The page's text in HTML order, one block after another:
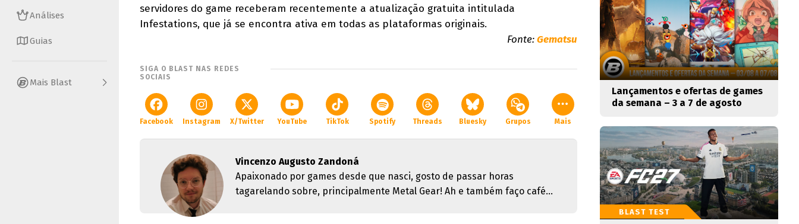
Análises
Guias
Mais Blast
servidores do game receberam recentemente a atualização gratuita intitulada
Infestations, que já se encontra ativa em todas as plataformas originais.
Fonte:Gematsu
SIGA O BLAST NAS REDES
SOCIAIS
Facebook Instagram X/Twitter YouTube TikTok Spotify Threads Bluesky Grupos Mais
Vincenzo Augusto Zandoná
Apaixonado por games desde que nasci, gosto de passar horas
tagarelando sobre, principalmente Metal Gear! Ah e também faço café...
Lançamentos e ofertas de games
da semana – 3 a 7 de agosto
BLAST TEST